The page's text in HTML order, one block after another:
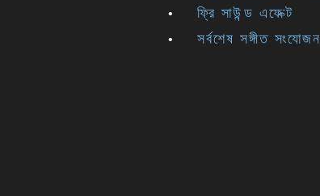
ফ্রি সাউন্ড এফেক্ট
সর্বশেষ সঙ্গীত সংযোজন